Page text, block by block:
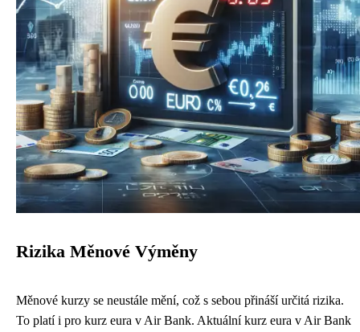
Rizika Měnové Výměny
Měnové kurzy se neustále mění, což s sebou přináší určitá rizika.
To platí i pro kurz eura v Air Bank. Aktuální kurz eura v Air Bank